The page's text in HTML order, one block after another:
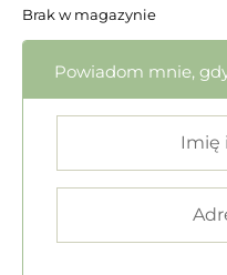
Brak w magazynie
Powiadom mnie,